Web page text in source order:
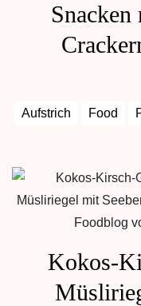
Aufstrich Food
Kokos-